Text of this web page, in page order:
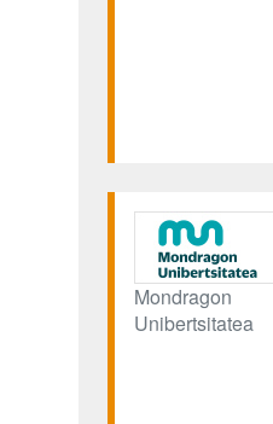
Mondragon
Unibertsitatea